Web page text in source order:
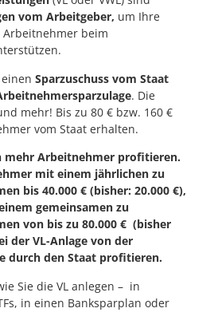
vom Arbeitgeber, um Ihre
beim
Sparzuschuss vom Staat
. Die
mehr! Bis zu 80 € bzw. 160 €
vom Staat erhalten.
mehr Arbeitnehmer profitieren.
mit einem jährlichen zu
bis 40.000 € (bisher: 20.000 €),
gemeinsamen zu
von bis zu 80.000 € (bisher
der VL-Anlage von der
durch den Staat profitieren.
Sie die VL anlegen – in
in einen Banksparplan oder